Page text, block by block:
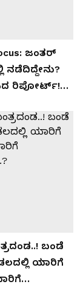
ಜಂತರ್
ರಿಪೋರ್ಟ್!
ಯಾರಿಗೆ